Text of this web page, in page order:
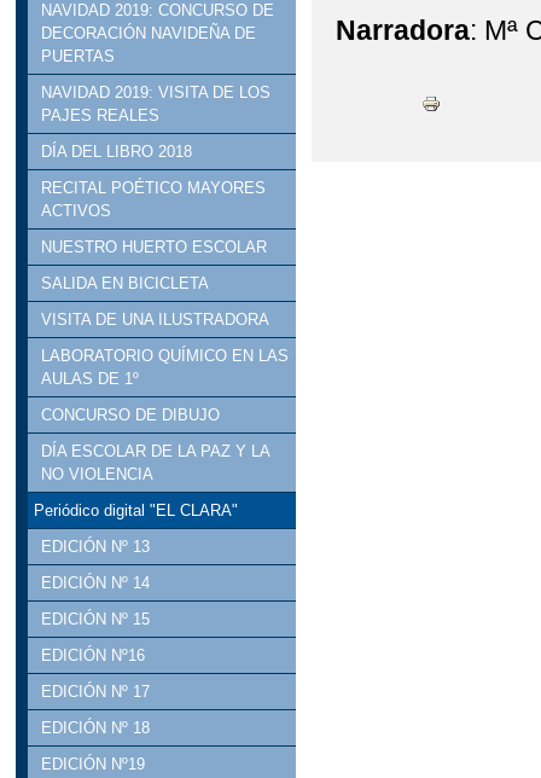
NAVIDAD 2019: CONCURSO DE
DECORACIÓN NAVIDEÑA DE
PUERTAS
NAVIDAD 2019: VISITA DE LOS
PAJES REALES
DÍA DEL LIBRO 2018
RECITAL POÉTICO MAYORES
ACTIVOS
NUESTRO HUERTO ESCOLAR
SALIDA EN BICICLETA
VISITA DE UNA ILUSTRADORA
LABORATORIO QUÍMICO EN LAS
AULAS DE 1º
CONCURSO DE DIBUJO
DÍA ESCOLAR DE LA PAZ Y LA
NO VIOLENCIA
Periódico digital "EL CLARA"
EDICIÓN Nº 13
EDICIÓN Nº 14
EDICIÓN Nº 15
EDICIÓN Nº16
EDICIÓN Nº 17
EDICIÓN Nº 18
EDICIÓN Nº19
Narradora: Mª